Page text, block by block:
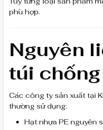
phù hợp.
Nguyên
túi
Các công ty sản xuất tại
thường sử dụng:
Hạt nhựa PE nguyên